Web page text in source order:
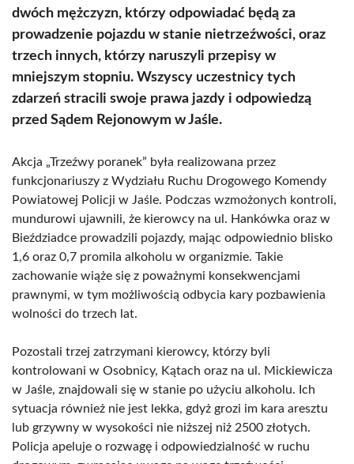
dwóch mężczyzn, którzy odpowiadać będą za
prowadzenie pojazdu w stanie nietrzeźwości, oraz
trzech innych, którzy naruszyli przepisy w
mniejszym stopniu. Wszyscy uczestnicy tych
zdarzeń stracili swoje prawa jazdy i odpowiedzą
przed Sądem Rejonowym w Jaśle.
Akcja „Trzeźwy poranek” była realizowana przez
funkcjonariuszy z Wydziału Ruchu Drogowego Komendy
Powiatowej Policji w Jaśle. Podczas wzmożonych kontroli,
mundurowi ujawnili, że kierowcy na ul. Hankówka oraz w
Bieździadce prowadzili pojazdy, mając odpowiednio blisko
1,6 oraz 0,7 promila alkoholu w organizmie. Takie
zachowanie wiąże się z poważnymi konsekwencjami
prawnymi, w tym możliwością odbycia kary pozbawienia
wolności do trzech lat.
Pozostali trzej zatrzymani kierowcy, którzy byli
kontrolowani w Osobnicy, Kątach oraz na ul. Mickiewicza
w Jaśle, znajdowali się w stanie po użyciu alkoholu. Ich
sytuacja również nie jest lekka, gdyż grozi im kara aresztu
lub grzywny w wysokości nie niższej niż 2500 złotych.
Policja apeluje o rozwagę i odpowiedzialność w ruchu